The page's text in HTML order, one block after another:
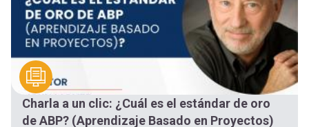
Charla a un clic: ¿Cuál es el estándar de oro
de ABP? (Aprendizaje Basado en Proyectos)